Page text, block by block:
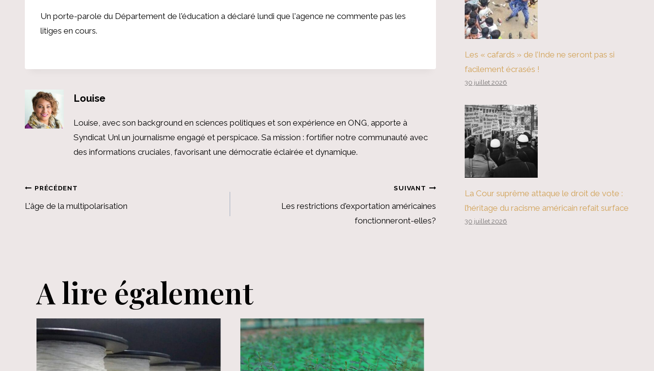
Un porte-parole du Département de l'éducation a déclaré lundi que l'agence ne commente pas les
litiges en cours.
Louise
Louise, avec son background en sciences politiques et son expérience en ONG, apporte à
Syndicat Unl un journalisme engagé et perspicace. Sa mission : fortifier notre communauté avec
des informations cruciales, favorisant une démocratie éclairée et dynamique.
Navigation
de
PRÉCÉDENT
L'âge de la multipolarisation
SUIVANT
Les restrictions d'exportation américaines
fonctionneront-elles?
A lire également
Les « cafards » de l’Inde ne seront pas si
facilement écrasés !
30 juillet 2026
La Cour suprême attaque le droit de vote :
l’héritage du racisme américain refait surface
30 juillet 2026